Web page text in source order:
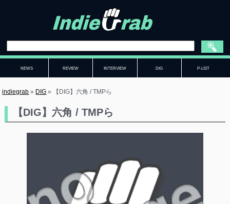
NEWS REVIEW INTERVIEW DIG P-LIST
indiegrab » DIG » 【DIG】六角 / TMPら
【DIG】六角 / TMPら